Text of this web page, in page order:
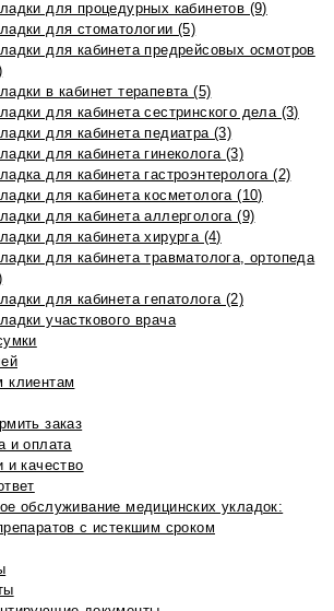
для процедурных кабинетов (9)
для стоматологии (5)
для кабинета предрейсовых осмотров
в кабинет терапевта (5)
для кабинета сестринского дела (3)
для кабинета педиатра (3)
для кабинета гинеколога (3)
для кабинета гастроэнтеролога (2)
для кабинета косметолога (10)
для кабинета аллерголога (9)
для кабинета хирурга (4)
для кабинета травматолога, ортопеда
для кабинета гепатолога (2)
участкового врача
клиентам
заказ
и оплата
и качество
обслуживание медицинских укладок:
с истекшим сроком